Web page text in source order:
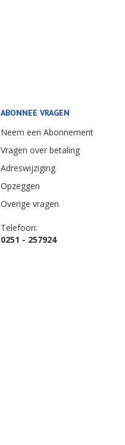
ABONNEE VRAGEN
Neem een Abonnement
Vragen over betaling
Adreswijziging
Opzeggen
Overige vragen
Telefoon:
0251 - 257924